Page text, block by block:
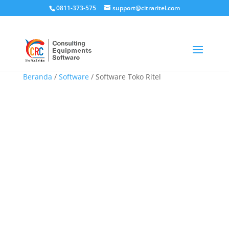
0811-373-575 support@citraritel.com
Beranda / Software/ Software Toko Ritel